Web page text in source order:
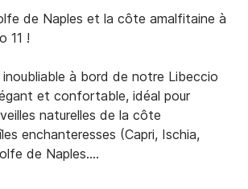
de Naples et la côte amalfitaine à
11 !
inoubliable à bord de notre Libeccio
et confortable, idéal pour
naturelles de la côte
enchanteresses (Capri, Ischia,
de Naples.